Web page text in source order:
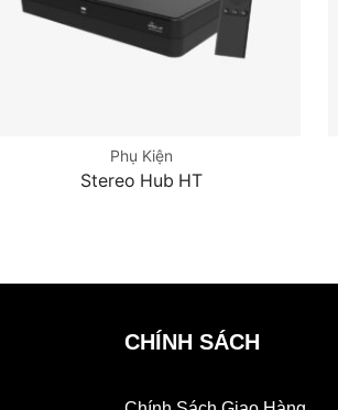
Phụ Kiện
Stereo Hub HT
CHÍNH SÁCH